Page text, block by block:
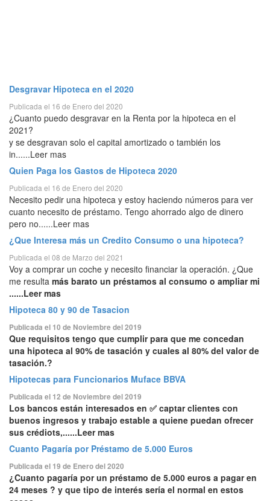
Desgravar Hipoteca en el 2020
Publicada el 16 de Enero del 2020
¿Cuanto puedo desgravar en la Renta por la hipoteca en el
2021?
y se desgravan solo el capital amortizado o también los
in......Leer mas
Quien Paga los Gastos de Hipoteca 2020
Publicada el 16 de Enero del 2020
Necesito pedir una hipoteca y estoy haciendo números para ver
cuanto necesito de préstamo. Tengo ahorrado algo de dinero
pero no......Leer mas
¿Que Interesa más un Credito Consumo o una hipoteca?
Publicada el 08 de Marzo del 2021
Voy a comprar un coche y necesito financiar la operación. ¿Que
me resulta más barato un préstamos al consumo o ampliar mi
......Leer mas
Hipoteca 80 y 90 de Tasacion
Publicada el 10 de Noviembre del 2019
Que requisitos tengo que cumplir para que me concedan
una hipoteca al 90% de tasación y cuales al 80% del valor de
tasación.?
Hipotecas para Funcionarios Muface BBVA
Publicada el 12 de Noviembre del 2019
Los bancos están interesados en ✅ captar clientes con
buenos ingresos y trabajo estable a quiene puedan ofrecer
sus crédiots,......Leer mas
Cuanto Pagaría por Préstamo de 5.000 Euros
Publicada el 19 de Enero del 2020
¿Cuanto pagaría por un préstamo de 5.000 euros a pagar en
24 meses ? y que tipo de interés sería el normal en estos